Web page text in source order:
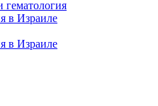
гематология
в Израиле
в Израиле